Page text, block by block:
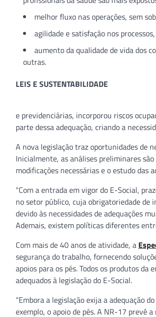
melhor fluxo nas operações, sem
agilidade e satisfação nos
aumento da qualidade de vida dos
outras.
LEIS E SUSTENTABILIDADE
e previdenciárias, incorporou riscos
parte dessa adequação, criando a
A nova legislação traz oportunidades de
Inicialmente, as análises preliminares
modificações necessárias e o estudo das
“Com a entrada em vigor do E-Social,
no setor público, cuja obrigatoriedade de
devido às necessidades de adequações
Ademais, existem políticas diferentes
Com mais de 40 anos de atividade, a
segurança do trabalho, fornecendo
apoios para os pés. Todos os produtos
adequados à legislação do E-Social.
“Embora a legislação exija a adequação
exemplo, o apoio de pés. A NR-17 prevê